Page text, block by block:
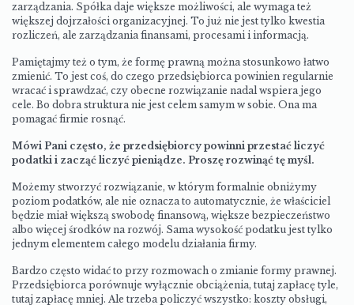
zarządzania. Spółka daje większe możliwości, ale wymaga też
większej dojrzałości organizacyjnej. To już nie jest tylko kwestia
rozliczeń, ale zarządzania finansami, procesami i informacją.
Pamiętajmy też o tym, że formę prawną można stosunkowo łatwo
zmienić. To jest coś, do czego przedsiębiorca powinien regularnie
wracać i sprawdzać, czy obecne rozwiązanie nadal wspiera jego
cele. Bo dobra struktura nie jest celem samym w sobie. Ona ma
pomagać firmie rosnąć.
Mówi Pani często, że przedsiębiorcy powinni przestać liczyć
podatki i zacząć liczyć pieniądze. Proszę rozwinąć tę myśl.
Możemy stworzyć rozwiązanie, w którym formalnie obniżymy
poziom podatków, ale nie oznacza to automatycznie, że właściciel
będzie miał większą swobodę finansową, większe bezpieczeństwo
albo więcej środków na rozwój. Sama wysokość podatku jest tylko
jednym elementem całego modelu działania firmy.
Bardzo często widać to przy rozmowach o zmianie formy prawnej.
Przedsiębiorca porównuje wyłącznie obciążenia, tutaj zapłacę tyle,
tutaj zapłacę mniej. Ale trzeba policzyć wszystko: koszty obsługi,